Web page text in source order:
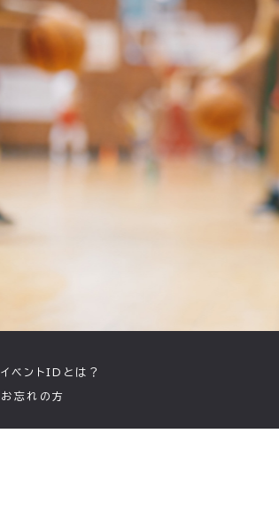
イベントIDとは？
お忘れの方